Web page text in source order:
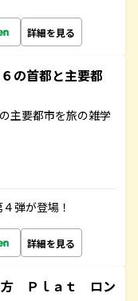
詳細を見る
の首都と主要都
主要都市を旅の雑学
弾が登場！
詳細を見る
方 Ｐｌａｔ ロン